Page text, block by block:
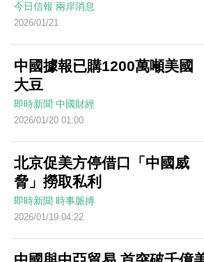
今日信報 兩岸消息
2026/01/21
中國據報已購1200萬噸美國
大豆
即時新聞 中國財經
2026/01/20 01:00
北京促美方停借口「中國威
脅」撈取私利
即時新聞 時事脈搏
2026/01/19 04:22